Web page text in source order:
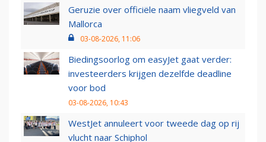
Geruzie over officiële naam vliegveld van
Mallorca
03-08-2026, 11:06
Biedingsoorlog om easyJet gaat verder:
investeerders krijgen dezelfde deadline
voor bod
03-08-2026, 10:43
WestJet annuleert voor tweede dag op rij
vlucht naar Schiphol